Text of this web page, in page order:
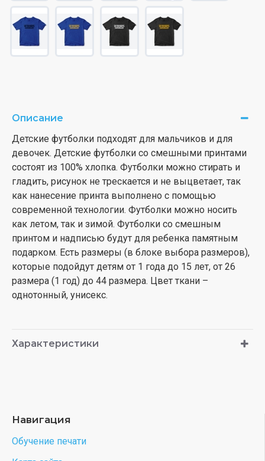
Описание
Детские футболки подходят для мальчиков и для
девочек. Детские футболки со смешными принтами
состоят из 100% хлопка. Футболки можно стирать и
гладить, рисунок не трескается и не выцветает, так
как нанесение принта выполнено с помощью
современной технологии. Футболки можно носить
как летом, так и зимой. Футболки со смешным
принтом и надписью будут для ребенка памятным
подарком. Есть размеры (в блоке выбора размеров),
которые подойдут детям от 1 года до 15 лет, от 26
размера (1 год) до 44 размера. Цвет ткани –
однотонный, унисекс.
Характеристики
Навигация
Обучение печати